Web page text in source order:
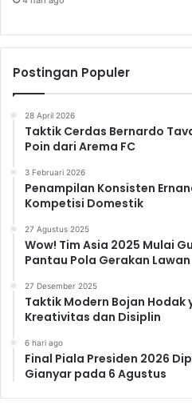
Postingan Populer
28 April 2026
Taktik Cerdas Bernardo
Poin dari Arema FC
3 Februari 2026
Penampilan Konsisten
Kompetisi Domestik
27 Agustus 2025
Wow! Tim Asia 2025 Mulai
Pantau Pola Gerakan Lawan
27 Desember 2025
Taktik Modern Bojan
Kreativitas dan Disiplin
6 hari ago
Final Piala Presiden 2026
Gianyar pada 6 Agustus